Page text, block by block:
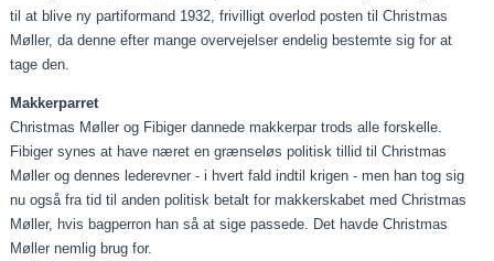
til at blive ny partiformand 1932, frivilligt overlod posten til Christmas
Møller, da denne efter mange overvejelser endelig bestemte sig for at
tage den.
Makkerparret
Christmas Møller og Fibiger dannede makkerpar trods alle forskelle.
Fibiger synes at have næret en grænseløs politisk tillid til Christmas
Møller og dennes lederevner - i hvert fald indtil krigen - men han tog sig
nu også fra tid til anden politisk betalt for makkerskabet med Christmas
Møller, hvis bagperron han så at sige passede. Det havde Christmas
Møller nemlig brug for.